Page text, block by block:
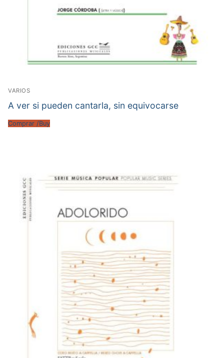
VARIOS
A ver si pueden cantarla, sin equivocarse
Comprar /Buy